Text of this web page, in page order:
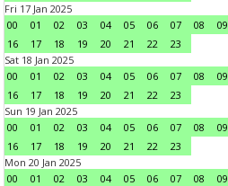
Fri 17 Jan 2025
00
01 02 03 04 05 06 07 08 09
16
17 18 19 20 21 22
23
Sat 18 Jan 2025
00
01 02 03 04 05 06 07 08 09
16
17 18 19 20 21 22
23
Sun 19 Jan 2025
00
01 02 03 04 05 06 07 08 09
16
17 18 19 20 21 22
23
Mon 20 Jan 2025
00
01 02 03 04 05 06 07 08 09